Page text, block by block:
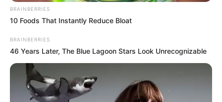
BRAINBERRIES
10 Foods That Instantly Reduce Bloat
BRAINBERRIES
46 Years Later, The Blue Lagoon Stars Look Unrecognizable